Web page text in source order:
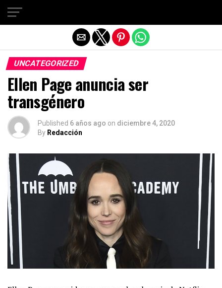
UNCATEGORIZED
Ellen Page anuncia ser
transgénero
Published 6 años ago on diciembre 4, 2020
By Redacción